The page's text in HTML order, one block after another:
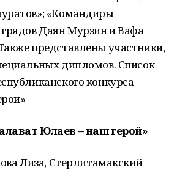
«Командиры
Даян Мурзин и Вафа
представлены участники,
дипломов. Список
конкурса
Юлаев – наш герой»
Лиза, Стерлитамакский